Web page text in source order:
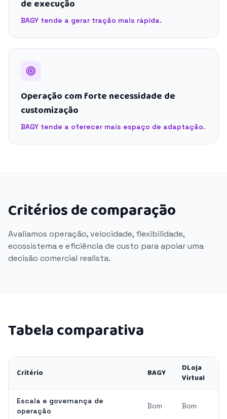
de execução
BAGY tende a gerar tração mais rápida.
Operação com forte necessidade de
customização
BAGY tende a oferecer mais espaço de adaptação.
Critérios de comparação
Avaliamos operação, velocidade, flexibilidade,
ecossistema e eficiência de custo para apoiar uma
decisão comercial realista.
Tabela comparativa
Critério BAGY
DLoja
Virtual
Escala e governança de
operação
Bom Bom